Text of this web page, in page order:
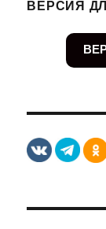
ВЕРСИЯ